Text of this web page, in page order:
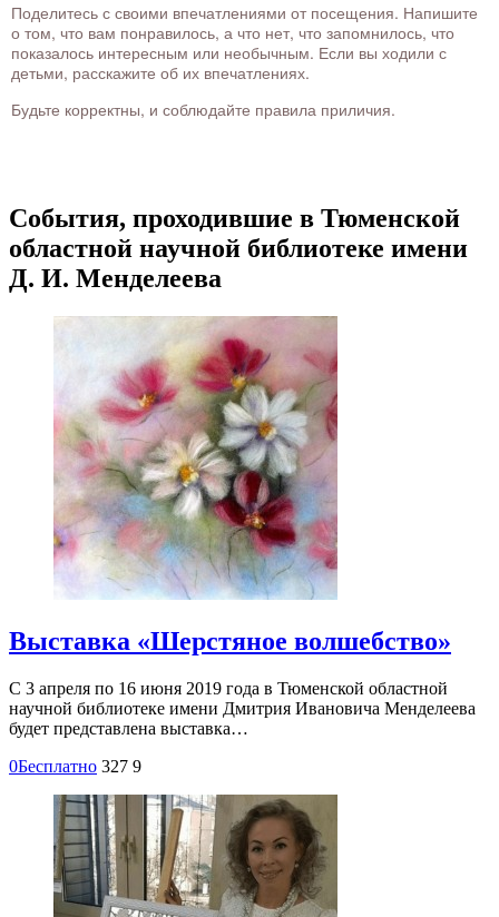
Поделитесь с своими впечатлениями от посещения. Напишите
о том, что вам понравилось, а что нет, что запомнилось, что
показалось интересным или необычным. Если вы ходили с
детьми, расскажите об их впечатлениях.
Будьте корректны, и соблюдайте правила приличия.
События, проходившие в Тюменской
областной научной библиотеке имени
Д. И. Менделеева
Выставка «Шерстяное волшебство»
С 3 апреля по 16 июня 2019 года в Тюменской областной
научной библиотеке имени Дмитрия Ивановича Менделеева
будет представлена выставка…
0Бесплатно 327 9